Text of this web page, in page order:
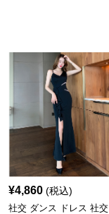
¥4,860 (税込)
社交 ダンス ドレス 社交